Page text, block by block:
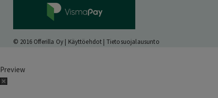
© 2016 Offerilla Oy | Käyttöehdot | Tietosuojalausunto
Preview